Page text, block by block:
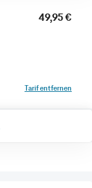
49,95 €
Tarif entfernen